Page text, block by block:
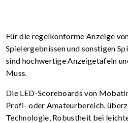
Für die regelkonforme Anzeige
Spielergebnissen und sonstigen
sind hochwertige Anzeigetafeln
Muss.
Die LED-Scoreboards von
Profi- oder Amateur­bereich,
Technologie, Robustheit bei